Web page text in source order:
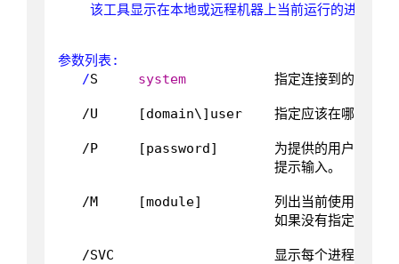
该工具显示在本地或远程机器上当前运行的进程列
参数列表:
   /
S system
指定连接到的远程系
/U     [domain\]user    指定应该在哪个用户
/P     [password]       为提供的用户上下文
                           提示输入。
/M     [module]         列出当前使用所给
如果没有指定模块名
/SVC                    显示每个进程中主持